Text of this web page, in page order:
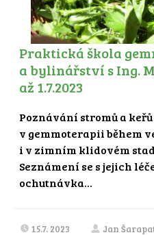
Praktická škola
a bylinářství s Ing.
až 1.7.2023
Poznávání stromů a
v gemmoterapii během
i v zimním klidovém
Seznámení se s jejich
ochutnávka...
15.7. 2023 Jan